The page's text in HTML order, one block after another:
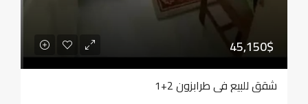
45,150$
شقق للبيع في طرابزون 2+1